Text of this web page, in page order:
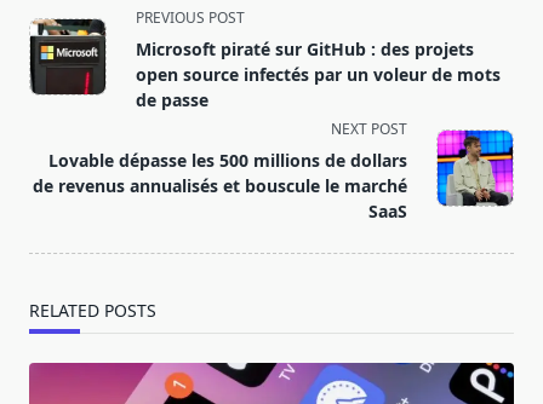
<span
class="nav-
subtitle
screen-
text">Page</span>
PREVIOUS POST
Microsoft piraté sur GitHub : des projets
open source infectés par un voleur de mots
de passe
NEXT POST
Lovable dépasse les 500 millions de dollars
de revenus annualisés et bouscule le marché
SaaS
RELATED POSTS